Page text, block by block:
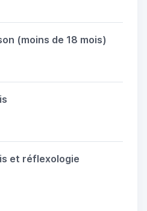
(moins de 18 mois)
et réflexologie